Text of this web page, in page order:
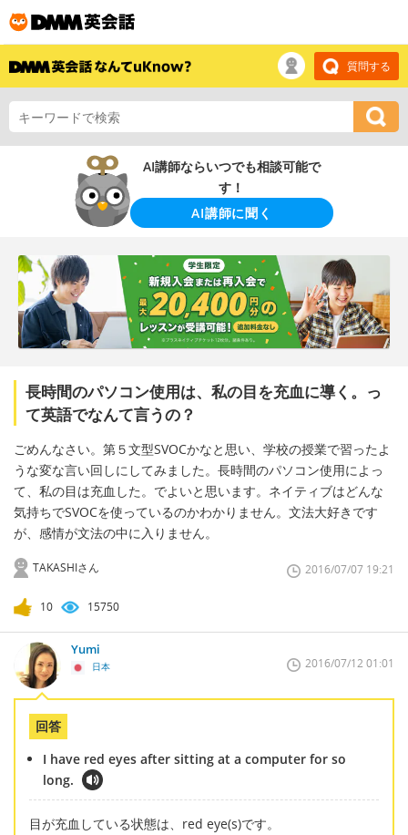
質問する
AI講師ならいつでも相談可能で
す！
AI講師に聞く
長時間のパソコン使用は、私の目を充血に導く。っ
て英語でなんて言うの？
ごめんなさい。第５文型SVOCかなと思い、学校の授業で習ったよ
うな変な言い回しにしてみました。長時間のパソコン使用によっ
て、私の目は充血した。でよいと思います。ネイティブはどんな
気持ちでSVOCを使っているのかわかりません。文法大好きです
が、感情が文法の中に入りません。
TAKASHIさん 2016/07/07 19:21
10 15750
Yumi
日本 2016/07/12 01:01
回答
I have red eyes after sitting at a computer for so
long.
目が充血している状態は、red eye(s)です。